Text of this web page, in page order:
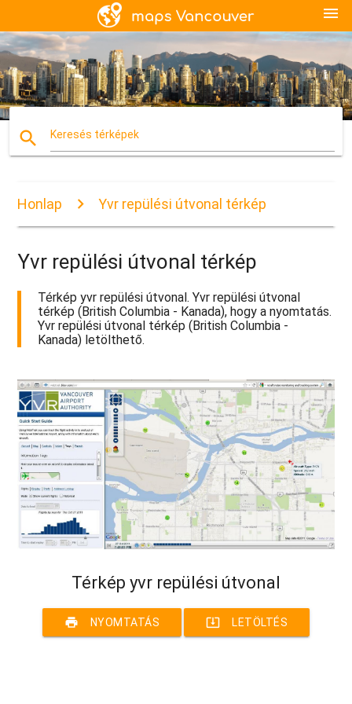
menu
search Keresés térképek
Honlap Yvr repülési útvonal térkép
Yvr repülési útvonal térkép
Térkép yvr repülési útvonal. Yvr repülési útvonal
térkép (British Columbia - Kanada), hogy a nyomtatás.
Yvr repülési útvonal térkép (British Columbia -
Kanada) letölthető.
Térkép yvr repülési útvonal
print NYOMTATÁS system_update_alt LETÖLTÉS